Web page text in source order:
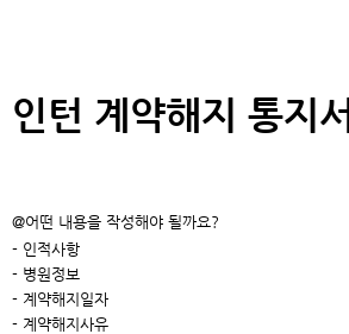
인턴 계약해지 통지서
@어떤 내용을 작성해야 될까요?
- 인적사항
- 병원정보
- 계약해지일자
- 계약해지사유